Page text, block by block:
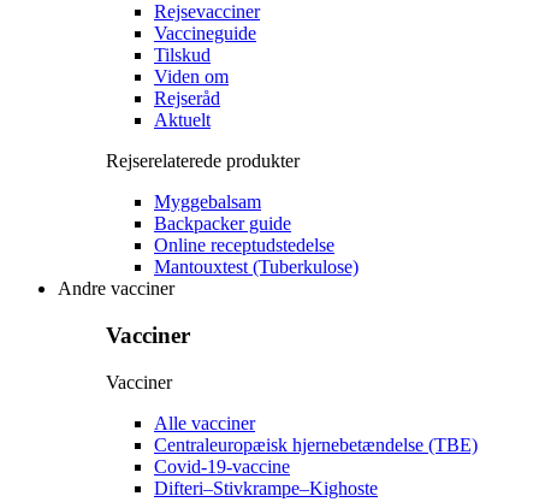
Rejsevacciner
Vaccineguide
Tilskud
Viden om
Rejseråd
Aktuelt
Rejserelaterede produkter
Myggebalsam
Backpacker guide
Online receptudstedelse
Mantouxtest (Tuberkulose)
Andre vacciner
Vacciner
Vacciner
Alle vacciner
Centraleuropæisk hjernebetændelse (TBE)
Covid-19-vaccine
Difteri–Stivkrampe–Kighoste